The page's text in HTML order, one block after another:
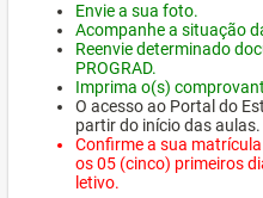
Envie a sua foto.
Acompanhe a situação
Reenvie determinado
PROGRAD.
Imprima o(s)
O acesso ao Portal do
partir do início das aulas.
Confirme a sua
os 05 (cinco) primeiros
letivo.